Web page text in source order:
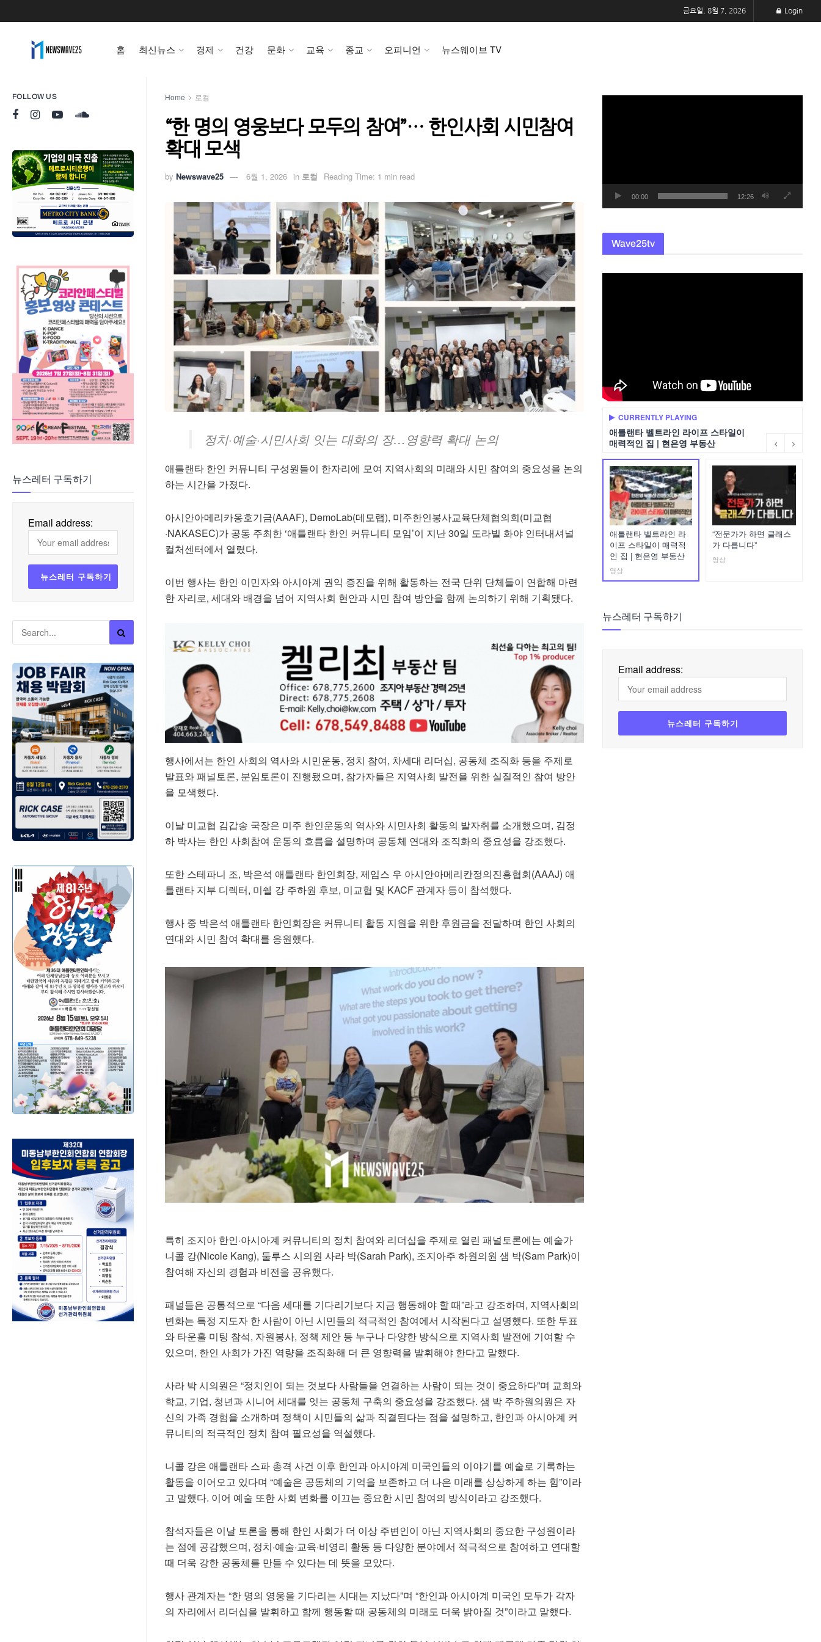
FOLLOW US
뉴스레터 구독하기
Email address:
금요일, 8월 7, 2026 Login
홈 최신뉴스 경제 건강 문화 교육 종교 오피니언 뉴스웨이브 TV
Home 로컬
“한 명의 영웅보다 모두의 참여”… 한인사회 시민참여
확대 모색
by Newswave25 6월 1, 2026 in 로컬 Reading Time: 1 min read
정치·예술·시민사회 잇는 대화의 장…영향력 확대 논의
애틀랜타 한인 커뮤니티 구성원들이 한자리에 모여 지역사회의 미래와 시민 참여의 중요성을 논의
하는 시간을 가졌다.
아시안아메리카옹호기금(AAAF), DemoLab(데모랩), 미주한인봉사교육단체협의회(미교협
·NAKASEC)가 공동 주최한 ‘애틀랜타 한인 커뮤니티 모임’이 지난 30일 도라빌 화야 인터내셔널
컬처센터에서 열렸다.
이번 행사는 한인 이민자와 아시아계 권익 증진을 위해 활동하는 전국 단위 단체들이 연합해 마련
한 자리로, 세대와 배경을 넘어 지역사회 현안과 시민 참여 방안을 함께 논의하기 위해 기획됐다.
행사에서는 한인 사회의 역사와 시민운동, 정치 참여, 차세대 리더십, 공동체 조직화 등을 주제로
발표와 패널토론, 분임토론이 진행됐으며, 참가자들은 지역사회 발전을 위한 실질적인 참여 방안
을 모색했다.
이날 미교협 김갑송 국장은 미주 한인운동의 역사와 시민사회 활동의 발자취를 소개했으며, 김정
하 박사는 한인 사회참여 운동의 흐름을 설명하며 공동체 연대와 조직화의 중요성을 강조했다.
또한 스테파니 조, 박은석 애틀랜타 한인회장, 제임스 우 아시안아메리칸정의진흥협회(AAAJ) 애
틀랜타 지부 디렉터, 미쉘 강 주하원 후보, 미교협 및 KACF 관계자 등이 참석했다.
행사 중 박은석 애틀랜타 한인회장은 커뮤니티 활동 지원을 위한 후원금을 전달하며 한인 사회의
연대와 시민 참여 확대를 응원했다.
특히 조지아 한인·아시아계 커뮤니티의 정치 참여와 리더십을 주제로 열린 패널토론에는 예술가
니콜 강(Nicole Kang), 둘루스 시의원 사라 박(Sarah Park), 조지아주 하원의원 샘 박(Sam Park)이
참여해 자신의 경험과 비전을 공유했다.
패널들은 공통적으로 “다음 세대를 기다리기보다 지금 행동해야 할 때”라고 강조하며, 지역사회의
변화는 특정 지도자 한 사람이 아닌 시민들의 적극적인 참여에서 시작된다고 설명했다. 또한 투표
와 타운홀 미팅 참석, 자원봉사, 정책 제안 등 누구나 다양한 방식으로 지역사회 발전에 기여할 수
있으며, 한인 사회가 가진 역량을 조직화해 더 큰 영향력을 발휘해야 한다고 말했다.
사라 박 시의원은 “정치인이 되는 것보다 사람들을 연결하는 사람이 되는 것이 중요하다”며 교회와
학교, 기업, 청년과 시니어 세대를 잇는 공동체 구축의 중요성을 강조했다. 샘 박 주하원의원은 자
신의 가족 경험을 소개하며 정책이 시민들의 삶과 직결된다는 점을 설명하고, 한인과 아시아계 커
뮤니티의 적극적인 정치 참여 필요성을 역설했다.
니콜 강은 애틀랜타 스파 총격 사건 이후 한인과 아시아계 미국인들의 이야기를 예술로 기록하는
활동을 이어오고 있다며 “예술은 공동체의 기억을 보존하고 더 나은 미래를 상상하게 하는 힘”이라
고 말했다. 이어 예술 또한 사회 변화를 이끄는 중요한 시민 참여의 방식이라고 강조했다.
참석자들은 이날 토론을 통해 한인 사회가 더 이상 주변인이 아닌 지역사회의 중요한 구성원이라
는 점에 공감했으며, 정치·예술·교육·비영리 활동 등 다양한 분야에서 적극적으로 참여하고 연대할
때 더욱 강한 공동체를 만들 수 있다는 데 뜻을 모았다.
행사 관계자는 “한 명의 영웅을 기다리는 시대는 지났다”며 “한인과 아시아계 미국인 모두가 각자
의 자리에서 리더십을 발휘하고 함께 행동할 때 공동체의 미래도 더욱 밝아질 것”이라고 말했다.
00:00 12:26
Wave25tv
CURRENTLY PLAYING
애틀랜타 벨트라인 라이프 스타일이
매력적인 집 | 현은영 부동산
애틀랜타 벨트라인 라
이프 스타일이 매력적
인 집 | 현은영 부동산
영상
“전문가가 하면 클래스
가 다릅니다”
영상
뉴스레터 구독하기
Email address: